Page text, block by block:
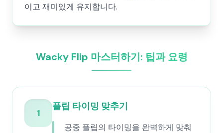
이고 재미있게 유지합니다.
Wacky Flip 마스터하기: 팁과 요령
1
플립 타이밍 맞추기
공중 플립의 타이밍을 완벽하게 맞춰